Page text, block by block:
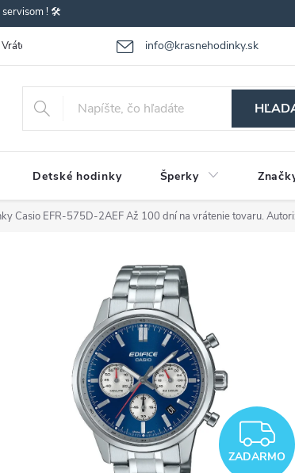
servisom ! 🛠️
info@krasnehodinky.sk
Vrátenie-výmena tovaru Reklamácia tovaru
Detské hodinky Šperky
Casio EFR-575D-2AEFAž 100 dní na vrátenie tovaru.
ZADARMO